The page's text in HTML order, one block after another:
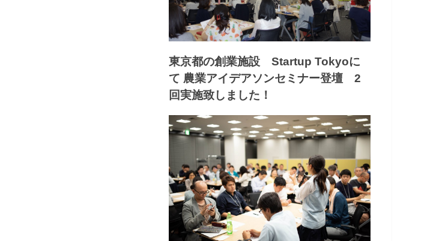
東京都の創業施設 Startup Tokyoに
て 農業アイデアソンセミナー登壇 2
回実施致しました！